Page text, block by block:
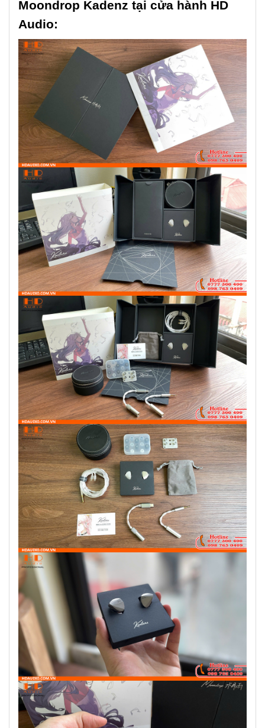
Moondrop Kadenz tại cửa hành HD
Audio: